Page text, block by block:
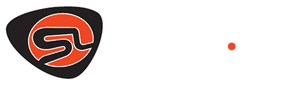
We use cookies to ensure that we provide you the best experience on
you a better experience. To learn more or to find out how you can disable
ACCEPT AND CLOSE